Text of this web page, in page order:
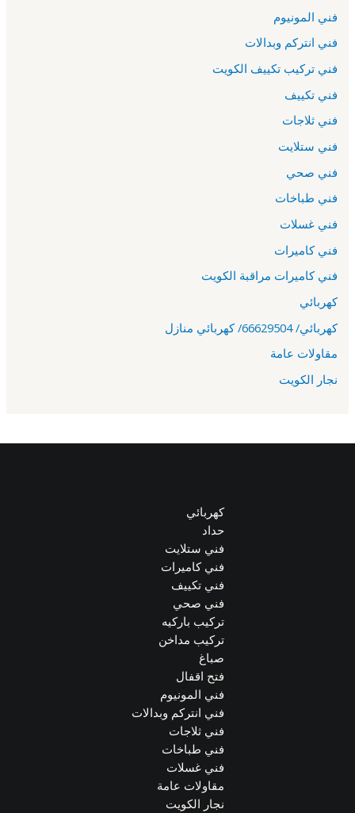
فني المونيوم
فني انتركم وبدالات
فني تركيب تكييف الكويت
فني تكييف
فني ثلاجات
فني ستلايت
فني صحي
فني طباخات
فني غسلات
فني كاميرات
فني كاميرات مراقبة الكويت
كهربائي
كهربائي/ 66629504/ كهربائي منازل
مقاولات عامة
نجار الكويت
كهربائي
حداد
فني ستلايت
فني كاميرات
فني تكييف
فني صحي
تركيب باركيه
تركيب مداخن
صباغ
فتح اقفال
فني المونيوم
فني انتركم وبدالات
فني ثلاجات
فني طباخات
فني غسلات
مقاولات عامة
نجار الكويت